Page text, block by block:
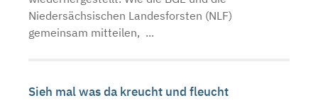
Niedersächsischen Landesforsten (NLF)
gemeinsam mitteilen, ...
Sieh mal was da kreucht und fleucht